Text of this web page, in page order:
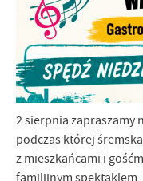
2 sierpnia zapraszamy
podczas której
z mieszkańcami i
familijnym spektaklem